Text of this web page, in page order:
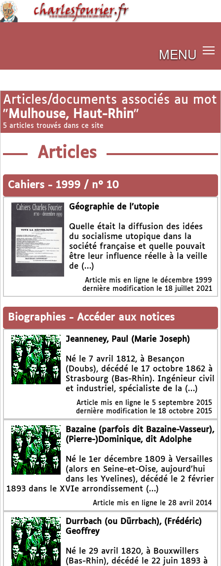
MENU
Articles/documents associés au mot
"Mulhouse, Haut-Rhin"
5 articles trouvés dans ce site
Articles
Cahiers - 1999 / n° 10
Géographie de l’utopie
Quelle était la diffusion des idées
du socialisme utopique dans la
société française et quelle pouvait
être leur influence réelle à la veille
de (…)
Article mis en ligne le décembre 1999
dernière modification le 18 juillet 2021
Biographies - Accéder aux notices
Jeanneney, Paul (Marie Joseph)
Né le 7 avril 1812, à Besançon
(Doubs), décédé le 17 octobre 1862 à
Strasbourg (Bas-Rhin). Ingénieur civil
et industriel, spécialiste de la (…)
Article mis en ligne le 5 septembre 2015
dernière modification le 18 octobre 2015
Bazaine (parfois dit Bazaine-Vasseur),
(Pierre-)Dominique, dit Adolphe
Né le 1er décembre 1809 à Versailles
(alors en Seine-et-Oise, aujourd’hui
dans les Yvelines), décédé le 2 février
1893 dans le XVIe arrondissement (…)
Article mis en ligne le 28 avril 2014
Durrbach (ou Dürrbach), (Frédéric)
Geoffrey
Né le 29 avril 1820, à Bouxwillers
(Bas-Rhin), décédé le 22 juin 1893 à